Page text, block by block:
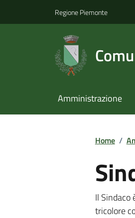
Regione Piemonte
Amministrazione
Home /
Il Sindaco
tricolore